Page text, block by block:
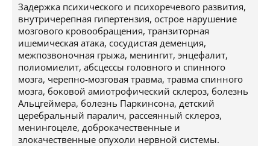
Задержка психического и психоречевого развития,
внутричерепная гипертензия, острое нарушение
мозгового кровообращения, транзиторная
ишемическая атака, сосудистая деменция,
межпозвоночная грыжа, менингит, энцефалит,
полиомиелит, абсцессы головного и спинного
мозга, черепно-мозговая травма, травма спинного
мозга, боковой амиотрофический склероз, болезнь
Альцгеймера, болезнь Паркинсона, детский
церебральный паралич, рассеянный склероз,
менингоцеле, доброкачественные и
злокачественные опухоли нервной системы.